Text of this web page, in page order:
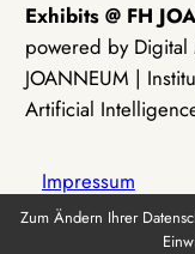
Exhibits @ FH
powered by Digital
JOANNEUM |
Artificial
Impressum
Zum Ändern Ihrer